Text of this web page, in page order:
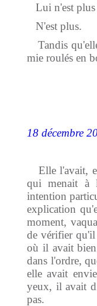
Lui n'est plus
N'est plus.
Tandis
mie roulés en
18 décembre
Elle l'avait,
qui menait à
intention
explication
moment,
de vérifier qu'il
où il avait
dans l'ordre,
elle avait
yeux, il avait
pas.